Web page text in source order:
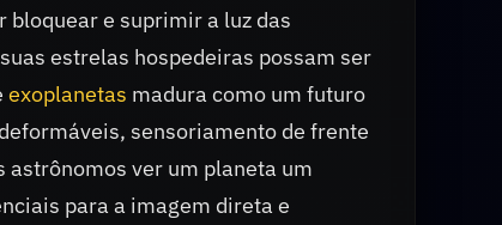
e suprimir a luz das
estrelas hospedeiras possam ser
exoplanetas madura como um futuro
sensoriamento de frente
astrônomos ver um planeta um
para a imagem direta e